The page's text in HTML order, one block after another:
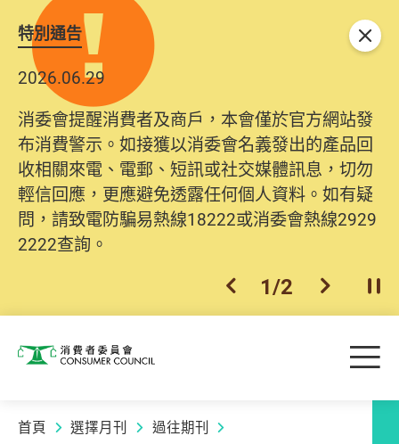
特別通告
2026.06.29
消委會提醒消費者及商戶，本會僅於官方網站發
布消費警示。如接獲以消委會名義發出的產品回
收相關來電、電郵、短訊或社交媒體訊息，切勿
輕信回應，更應避免透露任何個人資料。如有疑
問，請致電防騙易熱線18222或消委會熱線2929
2222查詢。
上一個
1/2 下一個開
關閉
消費者委員會 目
首頁 選擇月刊 過往期刊